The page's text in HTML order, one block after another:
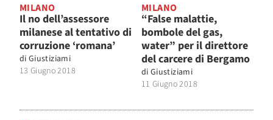
MILANO
Il no dell’assessore
milanese al tentativo di
corruzione ‘romana’
di Giustiziami
13 Giugno 2018
MILANO
“False malattie,
bombole del gas,
water” per il direttore
del carcere di Bergamo
di Giustiziami
11 Giugno 2018